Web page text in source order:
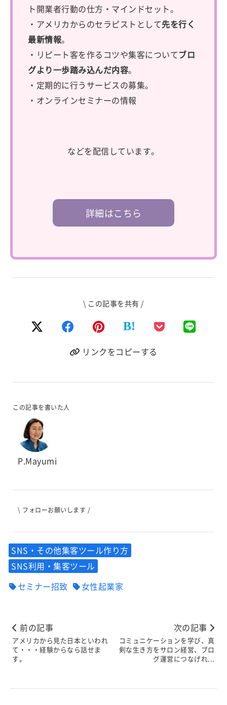
ト開業者行動の仕方・マインドセット。
・アメリカからのセラピストとして先を行く
最新情報。
・リピート客を作るコツや集客についてブロ
グより一歩踏み込んだ内容。
・定期的に行うサービスの募集。
・オンラインセミナーの情報
などを配信しています。
詳細はこちら
\ この記事を共有 /
B!
リンクをコピーする
この記事を書いた人
P.Mayumi
\ フォローお願いします /
SNS・その他集客ツール作り方
SNS利用・集客ツール
セミナー招致
女性起業家
前の記事
アメリカから見た日本といわれ
て・・・経験からなら話せま
す。
次の記事
コミュニケーションを学び、真
剣な生き方をサロン経営、ブロ
グ運営につなげれ...